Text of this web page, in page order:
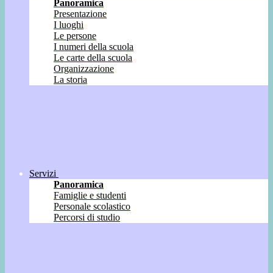
Panoramica
Presentazione
I luoghi
Le persone
I numeri della scuola
Le carte della scuola
Organizzazione
La storia
Servizi
Panoramica
Famiglie e studenti
Personale scolastico
Percorsi di studio